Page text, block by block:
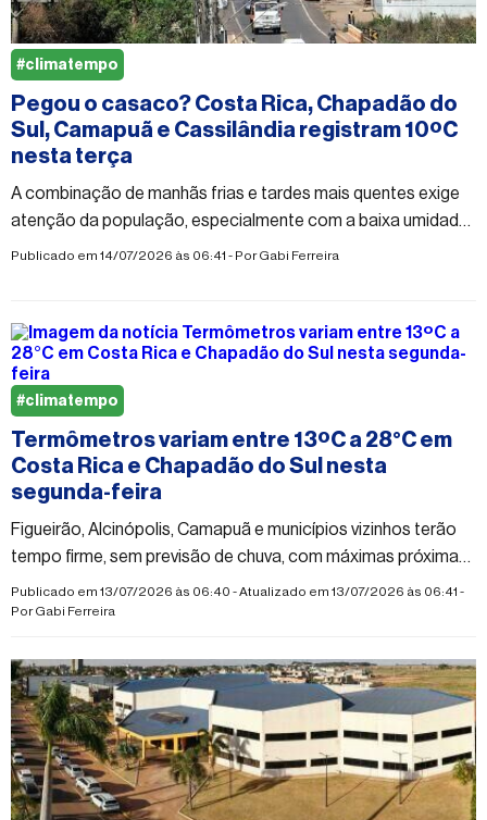
Pegou o casaco? Costa Rica, Chapadão do
Sul, Camapuã e Cassilândia registram 10ºC
nesta terça
A combinação de manhãs frias e tardes mais quentes exige
atenção da população, especialmente com a baixa umidade
do ar durante a tarde
Publicado em 14/07/2026 às 06:41 - PorGabi Ferreira
#climatempo
Termômetros variam entre 13ºC a 28°C em
Costa Rica e Chapadão do Sul nesta
segunda-feira
Figueirão, Alcinópolis, Camapuã e municípios vizinhos terão
tempo firme, sem previsão de chuva, com máximas próximas
dos 31°C e umidade em queda durante a tarde
Publicado em 13/07/2026 às 06:40 - Atualizado em 13/07/2026 às 06:41 -
PorGabi Ferreira
#climatempo